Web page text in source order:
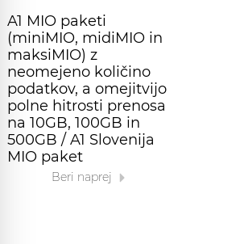
A1 MIO paketi
(miniMIO, midiMIO in
maksiMIO) z
neomejeno količino
podatkov, a omejitvijo
polne hitrosti prenosa
na 10GB, 100GB in
500GB / A1 Slovenija
MIO paket
Beri naprej